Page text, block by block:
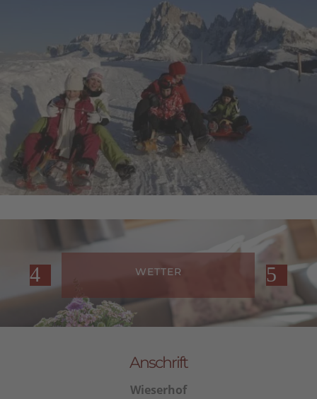
WETTER
Anschrift
Wieserhof